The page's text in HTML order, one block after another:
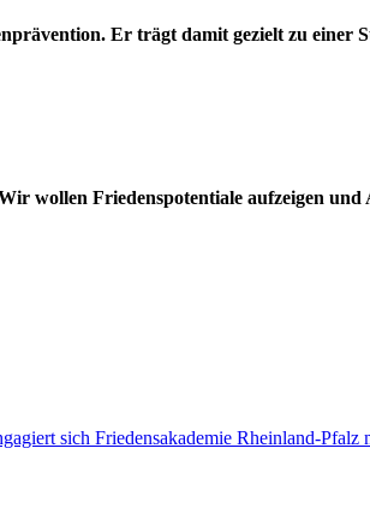
Er trägt damit gezielt zu einer
wollen Friedenspotentiale aufzeigen
sich Friedensakademie Rheinland-